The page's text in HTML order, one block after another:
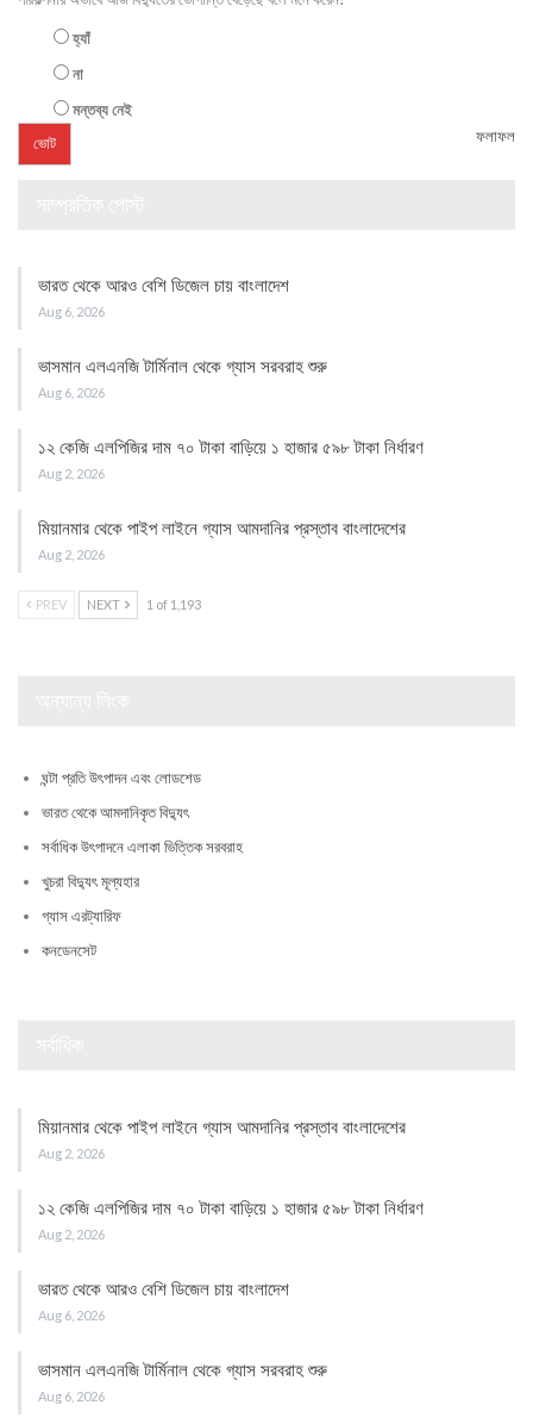
হ্যাঁ
না
মন্তব্য নেই
ফলাফল
ভারত থেকে আরও বেশি ডিজেল চায় বাংলাদেশ
Aug 6, 2026
ভাসমান এলএনজি টার্মিনাল থেকে গ্যাস সরবরাহ শুরু
Aug 6, 2026
১২ কেজি এলপিজির দাম ৭০ টাকা বাড়িয়ে ১ হাজার ৫৯৮ টাকা নির্ধারণ
Aug 2, 2026
মিয়ানমার থেকে পাইপ লাইনে গ্যাস আমদানির প্রস্তাব বাংলাদেশের
Aug 2, 2026
PREV NEXT 1 of 1,193
ঘন্টা প্রতি উৎপাদন এবং লোডশেড
ভারত থেকে আমদানিকৃত বিদ্যুৎ
সর্বাধিক উৎপাদনে এলাকা ভিত্তিক সরবরাহ
খুচরা বিদ্যুৎ মূল্যহার
গ্যাস এরট্যারিফ
কনডেনসেট
মিয়ানমার থেকে পাইপ লাইনে গ্যাস আমদানির প্রস্তাব বাংলাদেশের
Aug 2, 2026
১২ কেজি এলপিজির দাম ৭০ টাকা বাড়িয়ে ১ হাজার ৫৯৮ টাকা নির্ধারণ
Aug 2, 2026
ভারত থেকে আরও বেশি ডিজেল চায় বাংলাদেশ
Aug 6, 2026
ভাসমান এলএনজি টার্মিনাল থেকে গ্যাস সরবরাহ শুরু
Aug 6, 2026